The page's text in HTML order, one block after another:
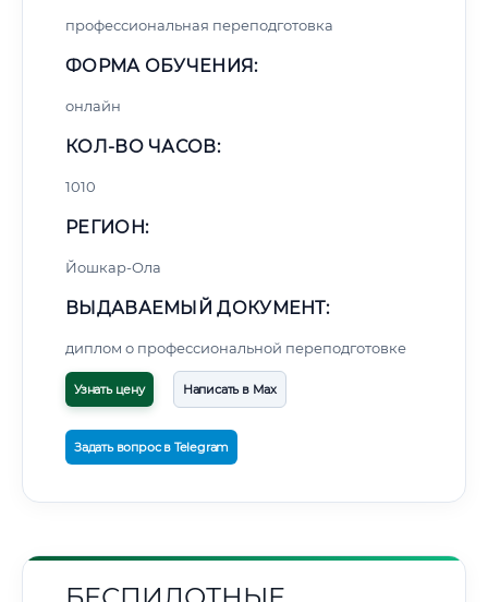
профессиональная переподготовка
ФОРМА ОБУЧЕНИЯ:
онлайн
КОЛ-ВО ЧАСОВ:
1010
РЕГИОН:
Йошкар-Ола
ВЫДАВАЕМЫЙ ДОКУМЕНТ:
диплом о профессиональной переподготовке
Узнать цену Написать в Max
Задать вопрос в Telegram